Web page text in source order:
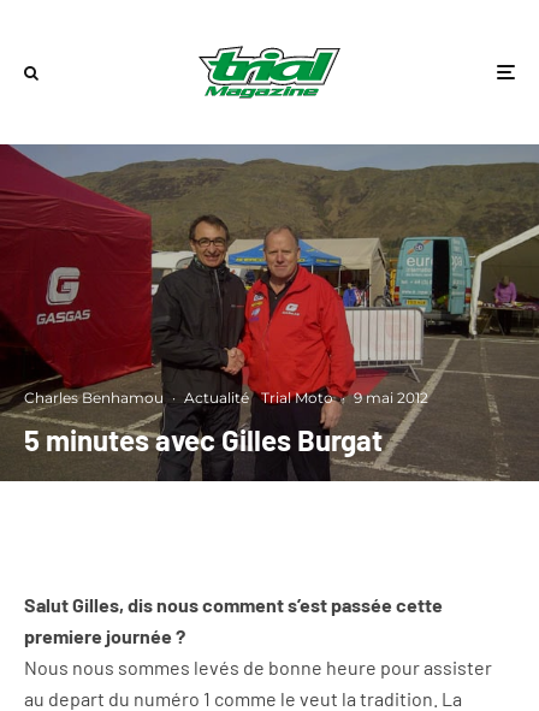
Charles Benhamou · Actualité Trial Moto · 9 mai 2012
5 minutes avec Gilles Burgat
Salut Gilles, dis nous comment s’est passée cette
premiere journée ?
Nous nous sommes levés de bonne heure pour assister
au depart du numéro 1 comme le veut la tradition. La